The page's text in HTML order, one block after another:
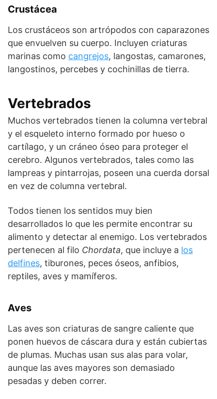
Crustácea
Los crustáceos son artrópodos con caparazones
que envuelven su cuerpo. Incluyen criaturas
marinas como cangrejos, langostas, camarones,
langostinos, percebes y cochinillas de tierra.
Vertebrados
Muchos vertebrados tienen la columna vertebral
y el esqueleto interno formado por hueso o
cartílago, y un cráneo óseo para proteger el
cerebro. Algunos vertebrados, tales como las
lampreas y pintarrojas, poseen una cuerda dorsal
en vez de columna vertebral.
Todos tienen los sentidos muy bien
desarrollados lo que les permite encontrar su
alimento y detectar al enemigo. Los vertebrados
pertenecen al filo Chordata, que incluye a los
delfines, tiburones, peces óseos, anfibios,
reptiles, aves y mamíferos.
Aves
Las aves son criaturas de sangre caliente que
ponen huevos de cáscara dura y están cubiertas
de plumas. Muchas usan sus alas para volar,
aunque las aves mayores son demasiado
pesadas y deben correr.